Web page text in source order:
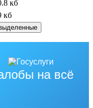
кб
кб
на всё